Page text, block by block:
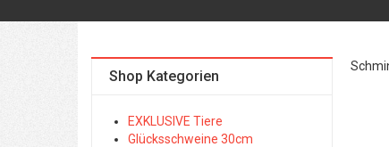
Shop Kategorien
EXKLUSIVE Tiere
Glücksschweine 30cm